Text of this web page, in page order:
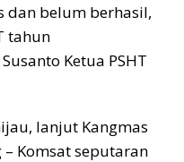
dan belum berhasil,
tahun
Ketua PSHT
lanjut Kangmas
Komsat seputaran